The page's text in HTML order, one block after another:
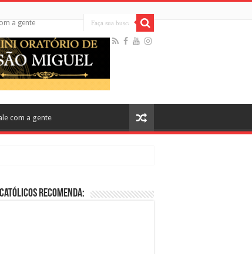
a gente
com a gente
CinemaRecomenda: